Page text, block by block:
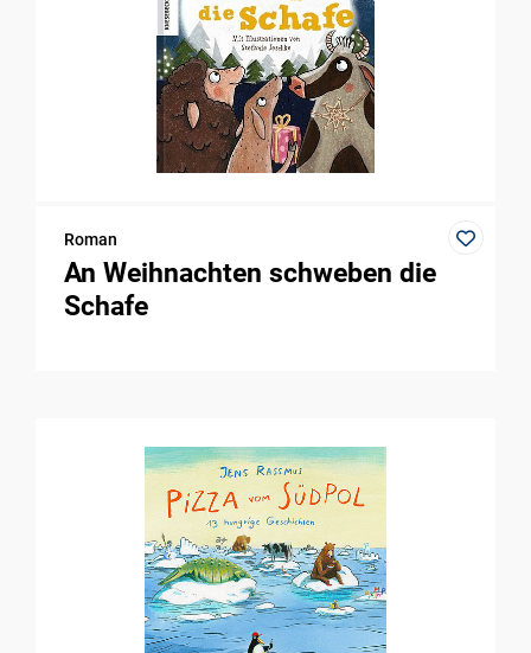
Roman
An Weihnachten schweben die
Schafe